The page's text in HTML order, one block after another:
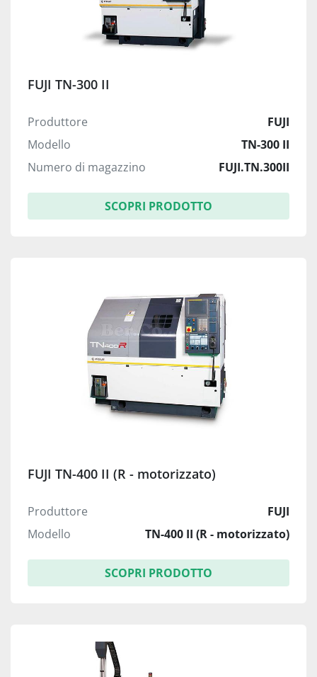
FUJI TN-300 II
Produttore
FUJI
Modello
TN-300 II
Numero di magazzino
FUJI.TN.300II
SCOPRI PRODOTTO
FUJI TN-400 II (R - motorizzato)
Produttore
FUJI
Modello
TN-400 II (R - motorizzato)
SCOPRI PRODOTTO